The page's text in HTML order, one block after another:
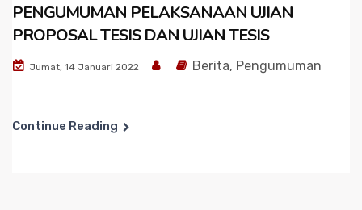
PENGUMUMAN PELAKSANAAN UJIAN
PROPOSAL TESIS DAN UJIAN TESIS
Jumat, 14 Januari 2022 Berita, Pengumuman
Continue Reading